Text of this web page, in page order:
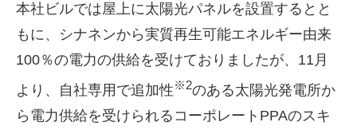
本社ビルでは屋上に太陽光パネルを設置するとと
もに、シナネンから実質再生可能エネルギー由来
100％の電力の供給を受けておりましたが、 11月
より、自社専用で追加性※2のある太陽光発電所か
ら電力供給を受けられるコーポレート PPAのスキ